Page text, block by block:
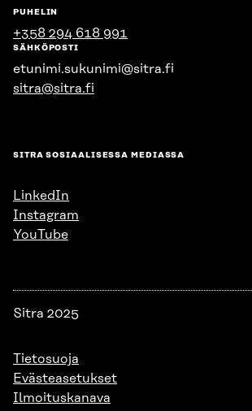
PUHELIN
+358 294 618 991
SÄHKÖPOSTI
etunimi.sukunimi@sitra.fi
sitra@sitra.fi
SITRA SOSIAALISESSA MEDIASSA
LinkedIn
Instagram
YouTube
Sitra 2025
Tietosuoja
Evästeasetukset
Ilmoituskanava